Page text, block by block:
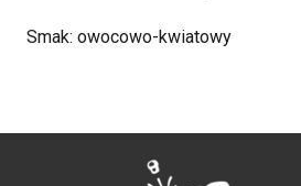
Smak: owocowo-kwiatowy